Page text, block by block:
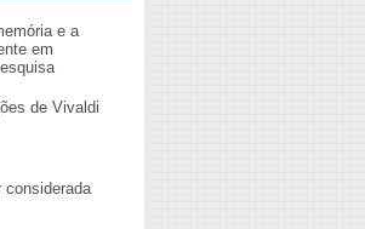
e a
em
de Vivaldi
considerada